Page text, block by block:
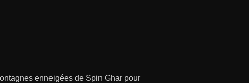
enneigées de Spin Ghar pour